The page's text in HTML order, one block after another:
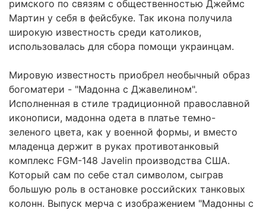
римского по связям с общественностью Джеймс
Мартин у себя в фейсбуке. Так икона получила
широкую известность среди католиков,
использовалась для сбора помощи украинцам.
Мировую известность приобрел необычный образ
богоматери - "Мадонна с Джавелином".
Исполненная в стиле традиционной православной
иконописи, мадонна одета в платье темно-
зеленого цвета, как у военной формы, и вместо
младенца держит в руках противотанковый
комплекс FGM-148 Javelin производства США.
Который сам по себе стал символом, сыграв
большую роль в остановке российских танковых
колонн. Выпуск мерча с изображением "Мадонны с